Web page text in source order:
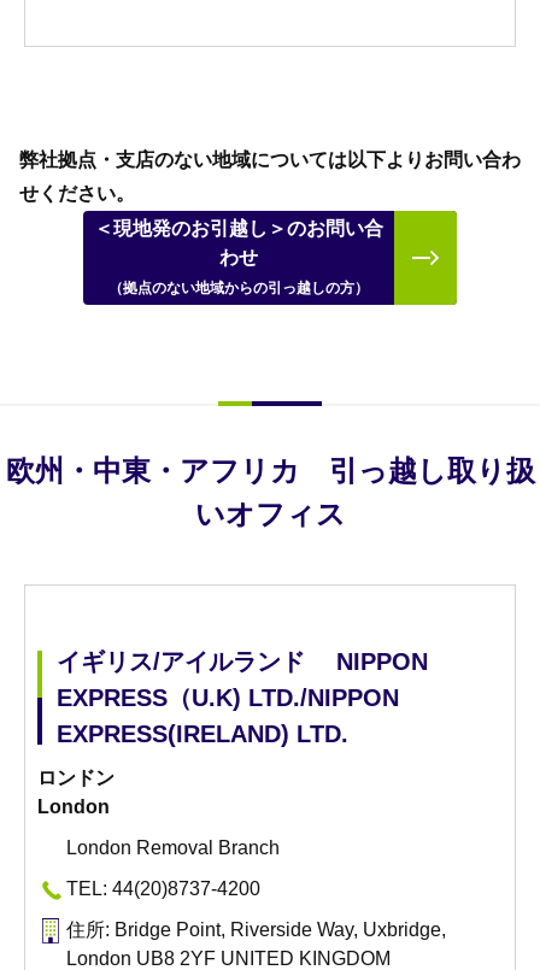
弊社拠点・支店のない地域については以下よりお問い合わ
せください。
＜現地発のお引越し＞のお問い合
わせ
（拠点のない地域からの引っ越しの方）
欧州・中東・アフリカ 引っ越し取り扱
いオフィス
イギリス/アイルランド NIPPON
EXPRESS（U.K) LTD./NIPPON
EXPRESS(IRELAND) LTD.
ロンドン
London
London Removal Branch
TEL: 44(20)8737-4200
住所: Bridge Point, Riverside Way, Uxbridge,
London UB8 2YF UNITED KINGDOM